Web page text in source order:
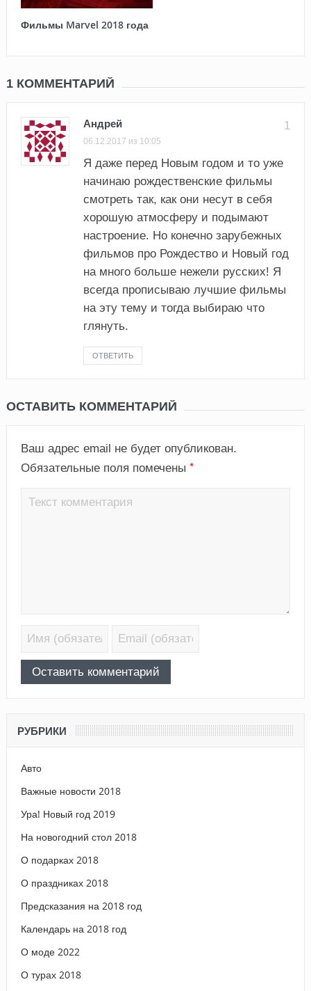
Фильмы Marvel 2018 года
1 КОММЕНТАРИЙ
1
Андрей
06.12.2017 из 10:05
Я даже перед Новым годом и то уже
начинаю рождественские фильмы
смотреть так, как они несут в себя
хорошую атмосферу и подымают
настроение. Но конечно зарубежных
фильмов про Рождество и Новый год
на много больше нежели русских! Я
всегда прописываю лучшие фильмы
на эту тему и тогда выбираю что
глянуть.
ОТВЕТИТЬ
ОСТАВИТЬ КОММЕНТАРИЙ
Ваш адрес email не будет опубликован.
Обязательные поля помечены *
РУБРИКИ
Авто
Важные новости 2018
Ура! Новый год 2019
На новогодний стол 2018
О подарках 2018
О праздниках 2018
Предсказания на 2018 год
Календарь на 2018 год
О моде 2022
О турах 2018